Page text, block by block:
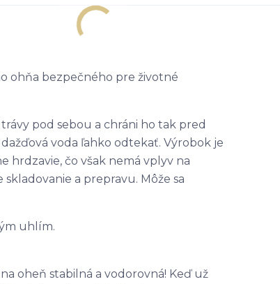
ohňa bezpečného pre životné
pod sebou a chráni ho tak pred
voda ľahko odtekať. Výrobok je
hrdzavie, čo však nemá vplyv na
a prepravu. Môže sa
uhlím.
oheň stabilná a vodorovná! Keď už